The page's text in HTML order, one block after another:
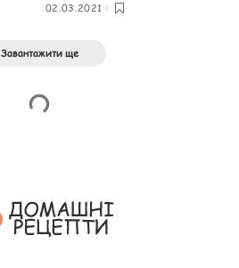
02.03.2021
Завантажити ще